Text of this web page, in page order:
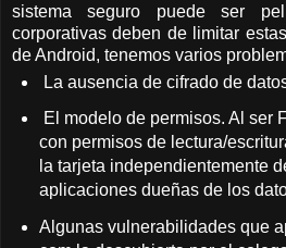
sistema seguro puede ser
corporativas deben de limitar
de Android, tenemos varios
La ausencia de cifrado de
El modelo de permisos. Al ser
con permisos de lectura/
la tarjeta independientemente
aplicaciones dueñas de los
Algunas vulnerabilidades que